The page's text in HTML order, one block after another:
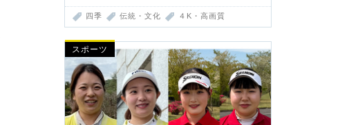
四季 伝統・文化 ４K・高画質
スポーツ